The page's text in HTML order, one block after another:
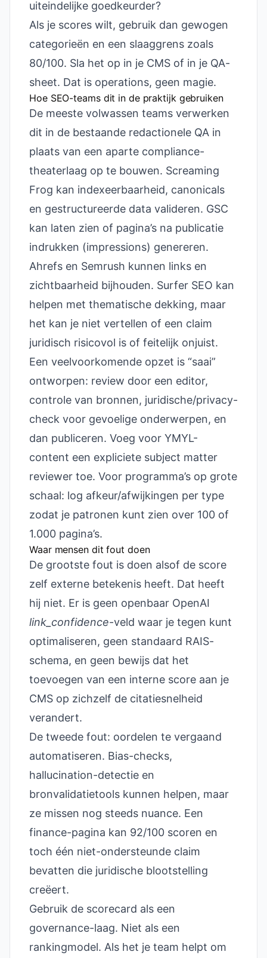
uiteindelijke goedkeurder?
Als je scores wilt, gebruik dan gewogen
categorieën en een slaaggrens zoals
80/100. Sla het op in je CMS of in je QA-
sheet. Dat is operations, geen magie.
Hoe SEO-teams dit in de praktijk gebruiken
De meeste volwassen teams verwerken
dit in de bestaande redactionele QA in
plaats van een aparte compliance-
theaterlaag op te bouwen. Screaming
Frog kan indexeerbaarheid, canonicals
en gestructureerde data valideren. GSC
kan laten zien of pagina’s na publicatie
indrukken (impressions) genereren.
Ahrefs en Semrush kunnen links en
zichtbaarheid bijhouden. Surfer SEO kan
helpen met thematische dekking, maar
het kan je niet vertellen of een claim
juridisch risicovol is of feitelijk onjuist.
Een veelvoorkomende opzet is “saai”
ontworpen: review door een editor,
controle van bronnen, juridische/privacy-
check voor gevoelige onderwerpen, en
dan publiceren. Voeg voor YMYL-
content een expliciete subject matter
reviewer toe. Voor programma’s op grote
schaal: log afkeur/afwijkingen per type
zodat je patronen kunt zien over 100 of
1.000 pagina’s.
Waar mensen dit fout doen
De grootste fout is doen alsof de score
zelf externe betekenis heeft. Dat heeft
hij niet. Er is geen openbaar OpenAI
link_confidence-veld waar je tegen kunt
optimaliseren, geen standaard RAIS-
schema, en geen bewijs dat het
toevoegen van een interne score aan je
CMS op zichzelf de citatiesnelheid
verandert.
De tweede fout: oordelen te vergaand
automatiseren. Bias-checks,
hallucination-detectie en
bronvalidatietools kunnen helpen, maar
ze missen nog steeds nuance. Een
finance-pagina kan 92/100 scoren en
toch één niet-ondersteunde claim
bevatten die juridische blootstelling
creëert.
Gebruik de scorecard als een
governance-laag. Niet als een
rankingmodel. Als het je team helpt om